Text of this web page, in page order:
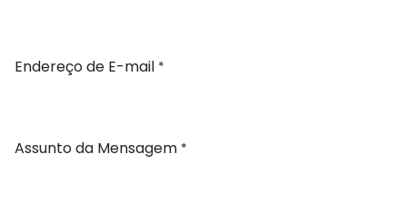
Endereço de E-mail *
Assunto da Mensagem *